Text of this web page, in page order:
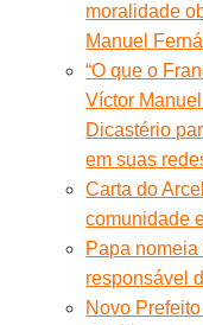
moralidade
Manuel
“O que o
Víctor
Dicastério
em suas
Carta do
comunidade
Papa
responsável
Novo